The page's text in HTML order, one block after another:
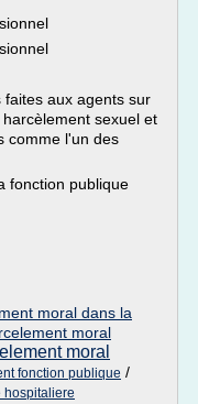
aux agents sur
sexuel et
comme l'un des
fonction publique
moral dans la
moral
moral
fonction publique /
hospitaliere